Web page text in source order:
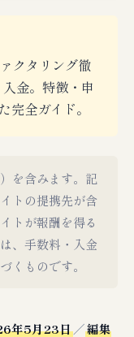
クタリング徹
金。特徴・申
全ガイド。
を含みます。記
トの提携先が含
トが報酬を得る
、手数料・入金
くものです。
年5月23日／編集